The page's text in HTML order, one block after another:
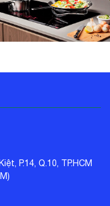
P.14, Q.10, TP.HCM